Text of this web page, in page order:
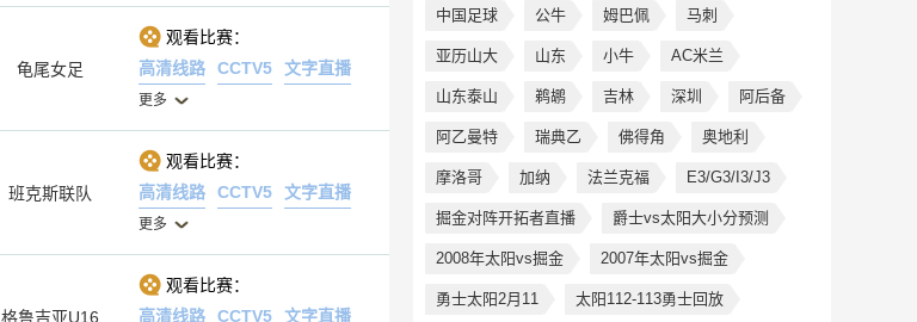
龟尾女足
观看比赛：
高清线路
CCTV5 文字直播
更多
班克斯联队
观看比赛：
高清线路
CCTV5 文字直播
更多
格鲁吉亚U16
观看比赛：
高清线路
CCTV5 文字直播
中国足球 公牛 姆巴佩 马刺
亚历山大 山东 小牛 AC米兰
山东泰山 鹈鹕 吉林 深圳 阿后备
阿乙曼特 瑞典乙 佛得角 奥地利
摩洛哥 加纳 法兰克福 E3/G3/I3/J3
掘金对阵开拓者直播 爵士vs太阳大小分预测
2008年太阳vs掘金 2007年太阳vs掘金
勇士太阳2月11 太阳112-113勇士回放